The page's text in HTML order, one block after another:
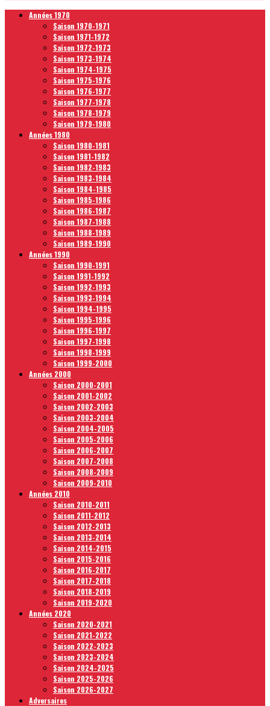
Années 1970
Saison 1970-1971
Saison 1971-1972
Saison 1972-1973
Saison 1973-1974
Saison 1974-1975
Saison 1975-1976
Saison 1976-1977
Saison 1977-1978
Saison 1978-1979
Saison 1979-1980
Années 1980
Saison 1980-1981
Saison 1981-1982
Saison 1982-1983
Saison 1983-1984
Saison 1984-1985
Saison 1985-1986
Saison 1986-1987
Saison 1987-1988
Saison 1988-1989
Saison 1989-1990
Années 1990
Saison 1990-1991
Saison 1991-1992
Saison 1992-1993
Saison 1993-1994
Saison 1994-1995
Saison 1995-1996
Saison 1996-1997
Saison 1997-1998
Saison 1998-1999
Saison 1999-2000
Années 2000
Saison 2000-2001
Saison 2001-2002
Saison 2002-2003
Saison 2003-2004
Saison 2004-2005
Saison 2005-2006
Saison 2006-2007
Saison 2007-2008
Saison 2008-2009
Saison 2009-2010
Années 2010
Saison 2010-2011
Saison 2011-2012
Saison 2012-2013
Saison 2013-2014
Saison 2014-2015
Saison 2015-2016
Saison 2016-2017
Saison 2017-2018
Saison 2018-2019
Saison 2019-2020
Années 2020
Saison 2020-2021
Saison 2021-2022
Saison 2022-2023
Saison 2023-2024
Saison 2024-2025
Saison 2025-2026
Saison 2026-2027
Adversaires